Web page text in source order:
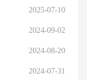
2025-07-10
2024-09-02
2024-08-20
2024-07-31